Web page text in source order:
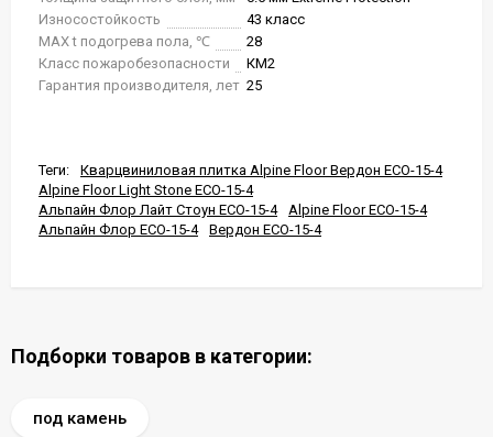
Износостойкость
43 класс
MAX t подогрева пола, ℃
28
Класс пожаробезопасности
КМ2
Гарантия производителя, лет 25
Теги:
Кварцвиниловая плитка Alpine Floor Вердон ECO-15-4
Alpine Floor Light Stone ECO-15-4
Альпайн Флор Лайт Стоун ECO-15-4
Alpine Floor ECO-15-4
Альпайн Флор ECO-15-4
Вердон ECO-15-4
Подборки товаров в категории:
под камень